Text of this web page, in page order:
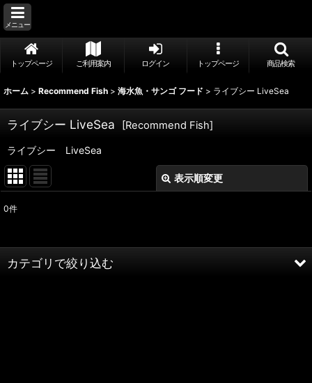
メニュー
トップページ ご利用案内 ログイン トップページ 商品検索
ホーム > Recommend Fish > 海水魚・サンゴ フード > ライブシー LiveSea
ライブシー LiveSea [Recommend Fish]
ライブシー LiveSea
表示順変更
並び順 :
0件
カテゴリで絞り込む